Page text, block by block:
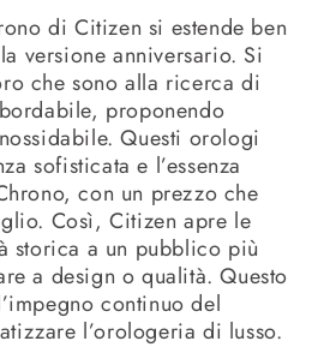
di Citizen si estende ben
versione anniversario. Si
che sono alla ricerca di
proponendo
Questi orologi
sofisticata e l’essenza
con un prezzo che
Così, Citizen apre le
storica a un pubblico più
a design o qualità. Questo
continuo del
l’orologeria di lusso.